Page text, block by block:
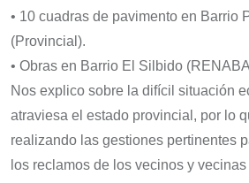
• 10 cuadras de pavimento en Barrio
(Provincial).
• Obras en Barrio El Silbido
Nos explico sobre la difícil situación
atraviesa el estado provincial, por lo
realizando las gestiones pertinentes
los reclamos de los vecinos y